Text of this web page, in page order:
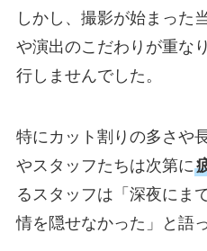
しかし、撮影が始まった
や演出のこだわりが重な
行しませんでした。
特にカット割りの多さや
やスタッフたちは次第に
るスタッフは「深夜にま
情を隠せなかった」と語